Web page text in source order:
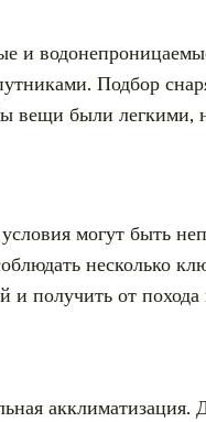
и
Подбор
вещи были легкими,
могут быть
несколько
и получить от
акклиматизация.